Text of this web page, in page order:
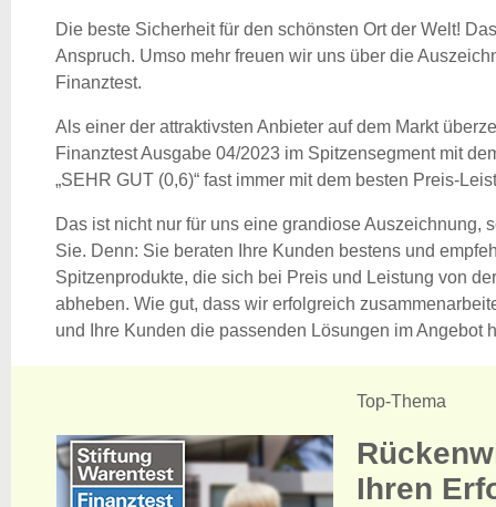
Die beste Sicherheit für den schönsten Ort der Welt!
Anspruch. Umso mehr freuen wir uns über die
Finanztest.
Als einer der attraktivsten Anbieter auf dem Markt
Finanztest Ausgabe 04/2023 im Spitzensegment mit
„SEHR GUT (0,6)“ fast immer mit dem besten Preis-
Das ist nicht nur für uns eine grandiose Auszeichnung,
Sie. Denn: Sie beraten Ihre Kunden bestens und
Spitzenprodukte, die sich bei Preis und Leistung von
abheben. Wie gut, dass wir erfolgreich
und Ihre Kunden die passenden Lösungen im Angebot
Top-Thema
Ihren